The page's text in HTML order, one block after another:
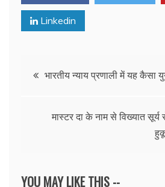
Linkedin
Postभारतीय न्याय प्रणाली में यह कैसा
मास्टर दा के नाम से विख्यात
YOU MAY LIKE THIS --